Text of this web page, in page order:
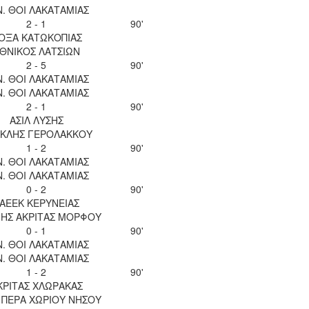
ΘΟΙ ΛΑΚΑΤΑΜΙΑΣ
2 - 1
ΚΑΤΩΚΟΠΙΑΣ
90'
ΛΑΤΣΙΩΝ
2 - 5
ΘΟΙ ΛΑΚΑΤΑΜΙΑΣ
90'
ΘΟΙ ΛΑΚΑΤΑΜΙΑΣ
2 - 1
ΑΣΙΛ ΛΥΣΗΣ
90'
ΓΕΡΟΛΑΚΚΟΥ
1 - 2
ΘΟΙ ΛΑΚΑΤΑΜΙΑΣ
90'
ΘΟΙ ΛΑΚΑΤΑΜΙΑΣ
0 - 2
ΚΕΡΥΝΕΙΑΣ
90'
ΑΚΡΙΤΑΣ ΜΟΡΦΟΥ
0 - 1
ΘΟΙ ΛΑΚΑΤΑΜΙΑΣ
90'
ΘΟΙ ΛΑΚΑΤΑΜΙΑΣ
1 - 2
ΧΛΩΡΑΚΑΣ
90'
ΧΩΡΙΟΥ ΝΗΣΟΥ